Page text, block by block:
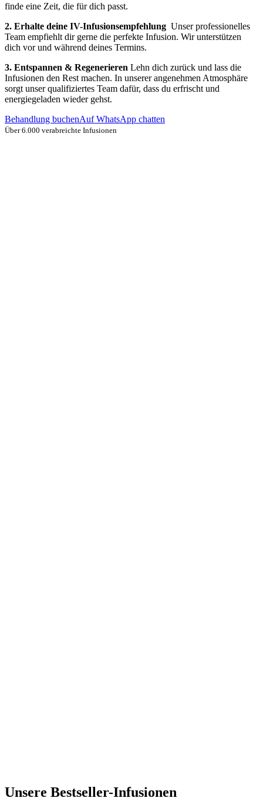
finde eine Zeit, die für dich passt.
2. Erhalte deine IV-Infusionsempfehlung Unser professionelles
Team empfiehlt dir gerne die perfekte Infusion. Wir unterstützen
dich vor und während deines Termins.
3. Entspannen & Regenerieren Lehn dich zurück und lass die
Infusionen den Rest machen. In unserer angenehmen Atmosphäre
sorgt unser qualifiziertes Team dafür, dass du erfrischt und
energiegeladen wieder gehst.
Behandlung buchenAuf WhatsApp chatten
Über 6.000 verabreichte Infusionen
Unsere Bestseller-Infusionen